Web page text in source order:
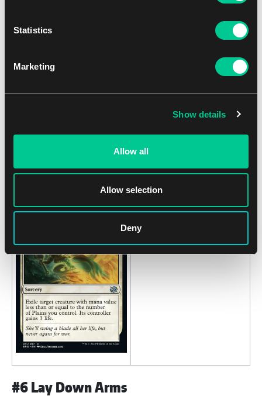
Statistics
Marketing
Show details
Allow all
Allow selection
Deny
#6 Lay Down Arms